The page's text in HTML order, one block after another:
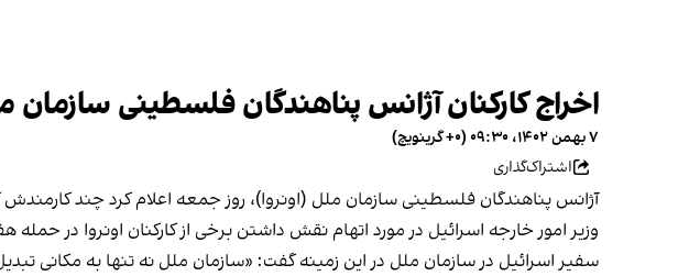
اخراج کارکنان آژانس پناهندگان فلسطینی
۷ بهمن ۱۴۰۲، ۰۹:۳۰ (‎+۰ گرینویچ)
اشتراک‌گذاری
آژانس پناهندگان فلسطینی سازمان ملل (اونروا)، روز جمعه اعلام کرد چند
وزیر امور خارجه اسرائیل در مورد اتهام نقش داشتن برخی از کارکنان اونروا در
سفیر اسرائیل در سازمان ملل در این زمینه گفت: «سازمان ملل نه تنها به مکانی